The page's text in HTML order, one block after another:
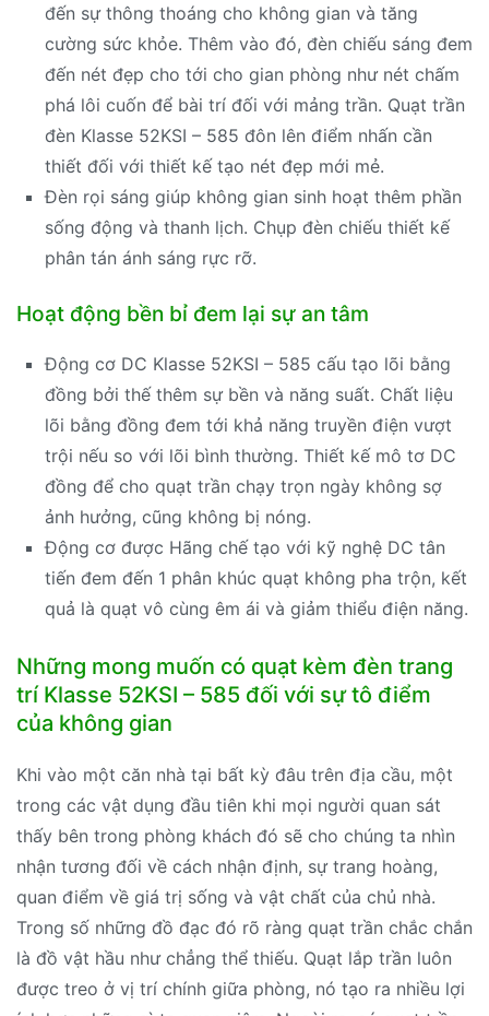
đến sự thông thoáng cho không gian và tăng
cường sức khỏe. Thêm vào đó, đèn chiếu sáng đem
đến nét đẹp cho tới cho gian phòng như nét chấm
phá lôi cuốn để bài trí đối với mảng trần. Quạt trần
đèn Klasse 52KSI – 585 đôn lên điểm nhấn cần
thiết đối với thiết kế tạo nét đẹp mới mẻ.
Đèn rọi sáng giúp không gian sinh hoạt thêm phần
sống động và thanh lịch. Chụp đèn chiếu thiết kế
phân tán ánh sáng rực rỡ.
Hoạt động bền bỉ đem lại sự an tâm
Động cơ DC Klasse 52KSI – 585 cấu tạo lõi bằng
đồng bởi thế thêm sự bền và năng suất. Chất liệu
lõi bằng đồng đem tới khả năng truyền điện vượt
trội nếu so với lõi bình thường. Thiết kế mô tơ DC
đồng để cho quạt trần chạy trọn ngày không sợ
ảnh hưởng, cũng không bị nóng.
Động cơ được Hãng chế tạo với kỹ nghệ DC tân
tiến đem đến 1 phân khúc quạt không pha trộn, kết
quả là quạt vô cùng êm ái và giảm thiểu điện năng.
Những mong muốn có quạt kèm đèn trang
trí Klasse 52KSI – 585 đối với sự tô điểm
của không gian
Khi vào một căn nhà tại bất kỳ đâu trên địa cầu, một
trong các vật dụng đầu tiên khi mọi người quan sát
thấy bên trong phòng khách đó sẽ cho chúng ta nhìn
nhận tương đối về cách nhận định, sự trang hoàng,
quan điểm về giá trị sống và vật chất của chủ nhà.
Trong số những đồ đạc đó rõ ràng quạt trần chắc chắn
là đồ vật hầu như chẳng thể thiếu. Quạt lắp trần luôn
được treo ở vị trí chính giữa phòng, nó tạo ra nhiều lợi